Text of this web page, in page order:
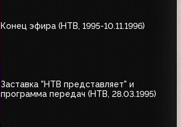
Конец эфира (НТВ, 1995-10.11.1996)
Заставка "НТВ представляет" и
программа передач (НТВ, 28.03.1995)